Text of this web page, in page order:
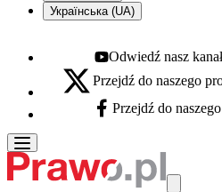
Українська (UA)
Youtube - otwiera się w
Odwiedź nasz
X - otwiera się w nowej karcie
Przejdź do naszego
Facebook - otwiera się w
Przejdź do